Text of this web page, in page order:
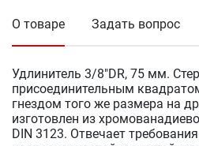
О товаре Задать вопрос
Удлинитель 3/8"DR, 75 мм.
присоединительным
гнездом того же размера на
изготовлен из
DIN 3123. Отвечает